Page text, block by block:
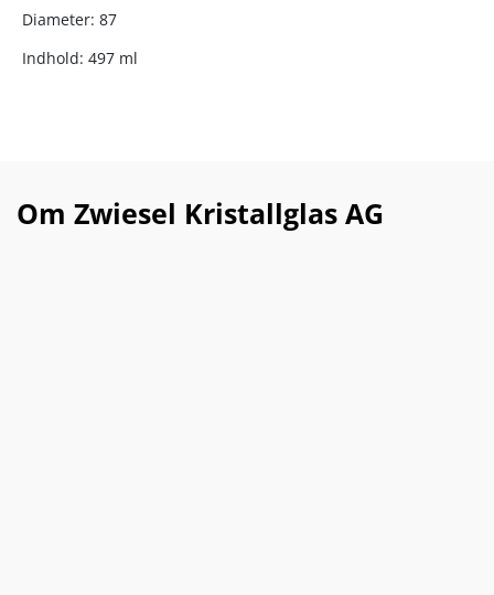
Diameter: 87
Indhold: 497 ml
Om Zwiesel Kristallglas AG